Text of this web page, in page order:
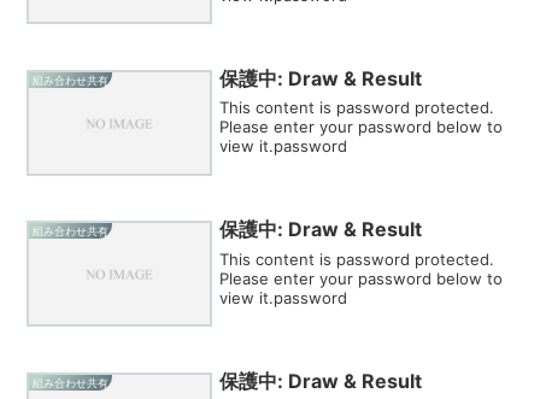
組み合わせ共有 保護中: Draw & Result
This content is password protected.
Please enter your password below to
view it.password
組み合わせ共有 保護中: Draw & Result
This content is password protected.
Please enter your password below to
view it.password
組み合わせ共有 保護中: Draw & Result